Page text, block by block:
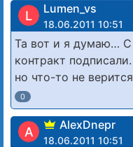
L Lumen_vs
18.06.2011 10:51
Та вот и я думаю…
контракт
но что-то не верится
0
A AlexDnepr
18.06.2011 10:51